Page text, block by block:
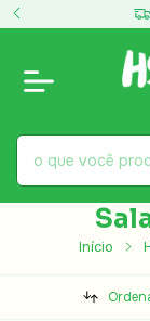
Início